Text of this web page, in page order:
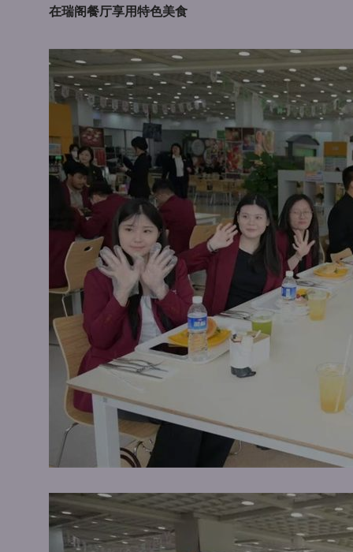
在瑞阁餐厅享用特色美食